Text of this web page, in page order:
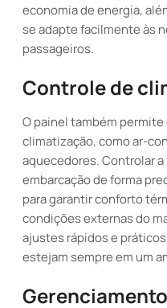
economia de energia,
se adapte facilmente às
passageiros.
Controle de
O painel também
climatização, como ar-
aquecedores. Controlar
embarcação de forma
para garantir conforto
condições externas do
ajustes rápidos e
estejam sempre em um